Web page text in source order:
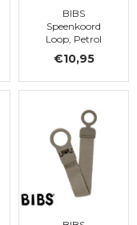
BIBS
Speenkoord
Loop, Petrol
€10,95